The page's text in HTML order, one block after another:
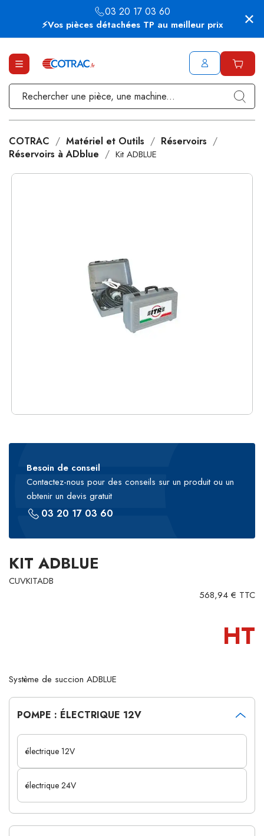
⚡Vos pièces détachées TP au meilleur prix
03 20 17 03 60
COTRAC Matériel et Outils
Réservoirs
Réservoirs à ADblue
Kit ADBLUE
Besoin de conseil
Contactez-nous pour des conseils sur un produit ou un
obtenir un devis gratuit
03 20 17 03 60
KIT ADBLUE
CUVKITADB
568,94 € TTC
HT
Système de succion ADBLUE
POMPE : ÉLECTRIQUE 12V
électrique 12V
électrique 24V